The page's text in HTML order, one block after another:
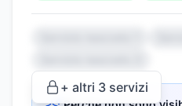
+ altri 3 servizi